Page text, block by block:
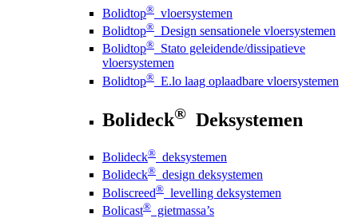
Bolidtop® vloersystemen
Bolidtop® Design sensationele vloersystemen
Bolidtop® Stato geleidende/dissipatieve
vloersystemen
Bolidtop® E.lo laag oplaadbare vloersystemen
Bolideck® Deksystemen
Bolideck® deksystemen
Bolideck® design deksystemen
Boliscreed® levelling deksystemen
Bolicast® gietmassa’s